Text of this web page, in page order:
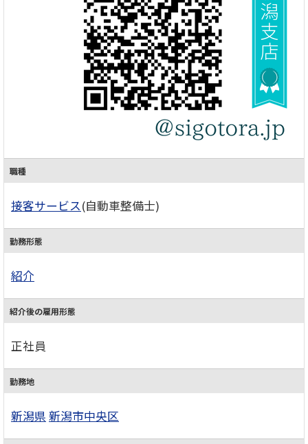
職種
接客サービス(自動車整備士)
勤務形態
紹介
紹介後の雇用形態
正社員
勤務地
新潟県 新潟市中央区